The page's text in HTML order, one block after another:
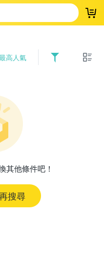
登
高人氣
其他條件吧！
搜尋